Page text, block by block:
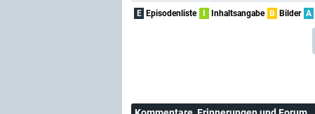
E Episodenliste I Inhaltsangabe B Bilder A